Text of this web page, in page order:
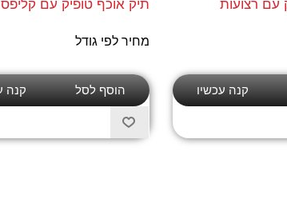
עם רצועות תיק אוכף טופיק עם קליפס
מחיר לפי גודל